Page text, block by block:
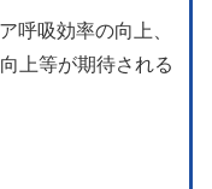
呼吸効率の向上、
上等が期待される